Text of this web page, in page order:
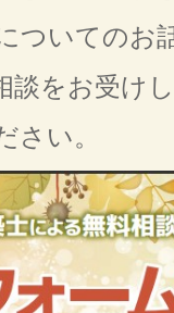
ついてのお
談をお受け
さい。